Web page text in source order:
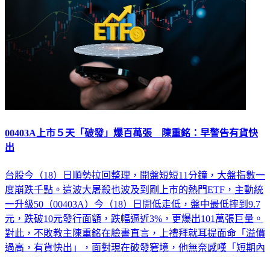
00403A上市５天「破發」爆百萬張 陳重銘：早警告有貨快
台股今（18）日順勢拉回整理，開盤短短11分鐘，大盤指數一
度崩跌千點。這波大屠殺也波及到剛上市的熱門ETF，主動統
一升級50（00403A）今（18）日開低走低，盤中最低摔到9.7
元，跌破10元發行面額，跌幅逼近3%，更爆出101萬張巨量。
對此，不敗教主陳重銘在臉書直言，上禮拜就耳提面命「溢價